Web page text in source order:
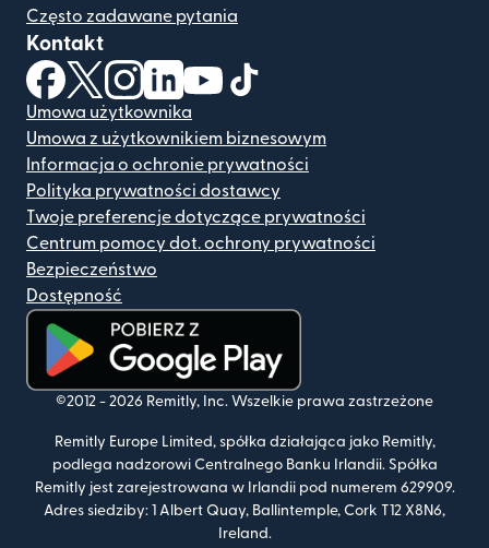
Często zadawane pytania
Kontakt
(otwiera się w nowym oknie)
(otwiera się w nowym oknie)
(otwiera się w nowym oknie)
(otwiera się w nowym oknie)
(otwiera się w nowym oknie)
Umowa użytkownika
Umowa z użytkownikiem biznesowym
Informacja o ochronie prywatności
Polityka prywatności dostawcy
Twoje preferencje dotyczące prywatności
Centrum pomocy dot. ochrony prywatności
Bezpieczeństwo
Dostępność
(otwiera się w nowym oknie)
©2012 - 2026 Remitly, Inc. Wszelkie prawa zastrzeżone
Remitly Europe Limited, spółka działająca jako Remitly,
podlega nadzorowi Centralnego Banku Irlandii. Spółka
Remitly jest zarejestrowana w Irlandii pod numerem 629909.
Adres siedziby: 1 Albert Quay, Ballintemple, Cork T12 X8N6,
Ireland.